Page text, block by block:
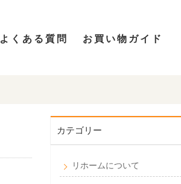
よくある質問 お買い物ガイド
カテゴリー
リホームについて